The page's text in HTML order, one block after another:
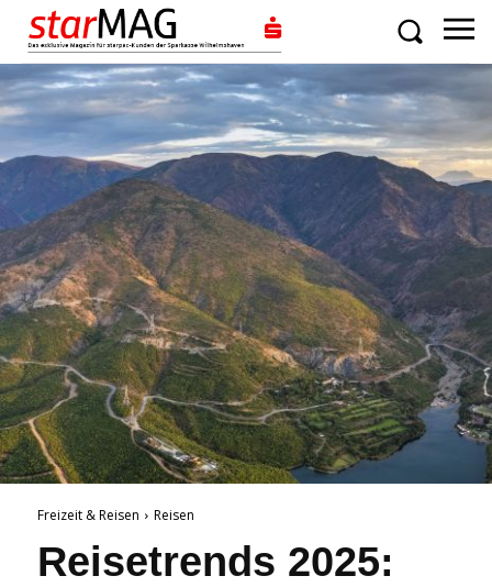
Freizeit & Reisen Reisen
Reisetrends 2025: